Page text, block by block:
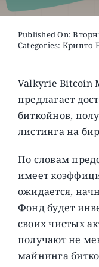
АКТУАЛЬНЫЕ
Published On:
Categories: Крипто
Valkyrie Bitcoin
предлагает
биткойнов,
листинга на
По словам
имеет
ожидается,
Фонд будет
своих чистых
получают не
майнинга